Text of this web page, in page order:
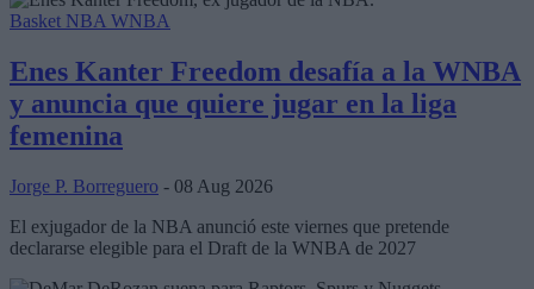
Basket NBA WNBA
Enes Kanter Freedom desafía a la WNBA
y anuncia que quiere jugar en la liga
femenina
Jorge P. Borreguero - 08 Aug 2026
El exjugador de la NBA anunció este viernes que pretende
declararse elegible para el Draft de la WNBA de 2027